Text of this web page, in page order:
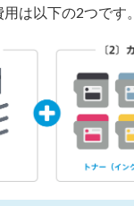
は以下の2つです。